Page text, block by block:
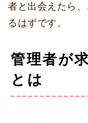
者と出会えたら、
るはずです。
管理者が
とは